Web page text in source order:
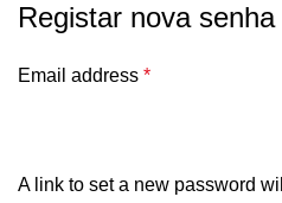
Registar nova senha
Email address *
A link to set a new password